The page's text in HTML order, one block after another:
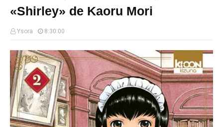
«Shirley» de Kaoru Mori
Ysora 8:30:00